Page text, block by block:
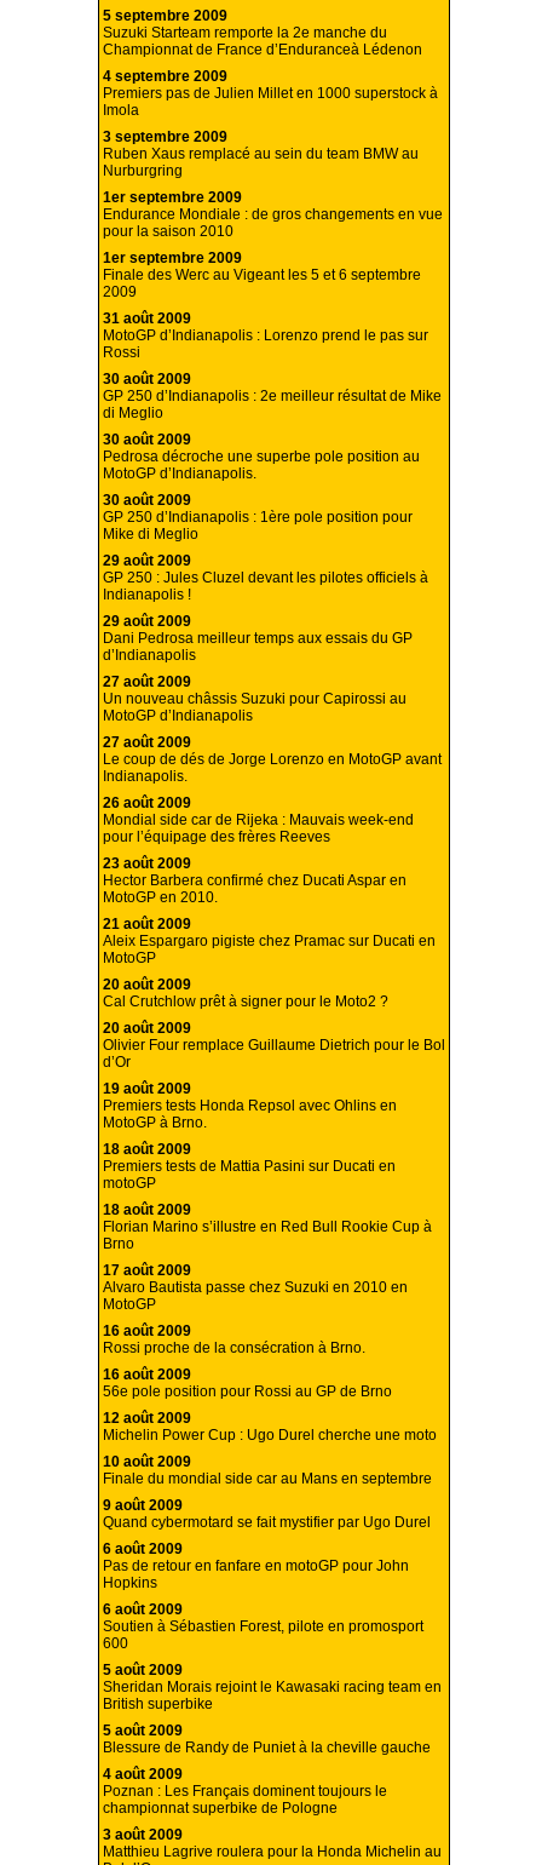
5 septembre 2009
Suzuki Starteam remporte la 2e manche du
Championnat de France d’Enduranceà Lédenon
4 septembre 2009
Premiers pas de Julien Millet en 1000 superstock à
Imola
3 septembre 2009
Ruben Xaus remplacé au sein du team BMW au
Nurburgring
1er septembre 2009
Endurance Mondiale : de gros changements en vue
pour la saison 2010
1er septembre 2009
Finale des Werc au Vigeant les 5 et 6 septembre
2009
31 août 2009
MotoGP d’Indianapolis : Lorenzo prend le pas sur
Rossi
30 août 2009
GP 250 d’Indianapolis : 2e meilleur résultat de Mike
di Meglio
30 août 2009
Pedrosa décroche une superbe pole position au
MotoGP d’Indianapolis.
30 août 2009
GP 250 d’Indianapolis : 1ère pole position pour
Mike di Meglio
29 août 2009
GP 250 : Jules Cluzel devant les pilotes officiels à
Indianapolis !
29 août 2009
Dani Pedrosa meilleur temps aux essais du GP
d’Indianapolis
27 août 2009
Un nouveau châssis Suzuki pour Capirossi au
MotoGP d’Indianapolis
27 août 2009
Le coup de dés de Jorge Lorenzo en MotoGP avant
Indianapolis.
26 août 2009
Mondial side car de Rijeka : Mauvais week-end
pour l’équipage des frères Reeves
23 août 2009
Hector Barbera confirmé chez Ducati Aspar en
MotoGP en 2010.
21 août 2009
Aleix Espargaro pigiste chez Pramac sur Ducati en
MotoGP
20 août 2009
Cal Crutchlow prêt à signer pour le Moto2 ?
20 août 2009
Olivier Four remplace Guillaume Dietrich pour le Bol
d’Or
19 août 2009
Premiers tests Honda Repsol avec Ohlins en
MotoGP à Brno.
18 août 2009
Premiers tests de Mattia Pasini sur Ducati en
motoGP
18 août 2009
Florian Marino s’illustre en Red Bull Rookie Cup à
Brno
17 août 2009
Alvaro Bautista passe chez Suzuki en 2010 en
MotoGP
16 août 2009
Rossi proche de la consécration à Brno.
16 août 2009
56e pole position pour Rossi au GP de Brno
12 août 2009
Michelin Power Cup : Ugo Durel cherche une moto
10 août 2009
Finale du mondial side car au Mans en septembre
9 août 2009
Quand cybermotard se fait mystifier par Ugo Durel
6 août 2009
Pas de retour en fanfare en motoGP pour John
Hopkins
6 août 2009
Soutien à Sébastien Forest, pilote en promosport
600
5 août 2009
Sheridan Morais rejoint le Kawasaki racing team en
British superbike
5 août 2009
Blessure de Randy de Puniet à la cheville gauche
4 août 2009
Poznan : Les Français dominent toujours le
championnat superbike de Pologne
3 août 2009
Matthieu Lagrive roulera pour la Honda Michelin au